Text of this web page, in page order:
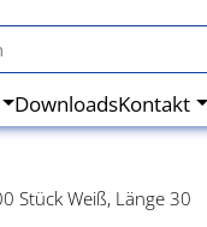
DownloadsKontakt